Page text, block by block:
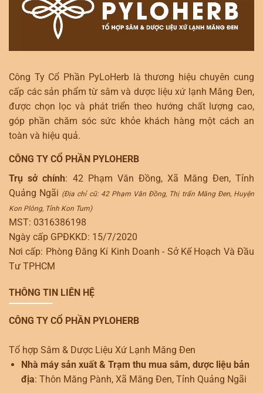
Công Ty Cổ Phần PyLoHerb là thương hiệu chuyên cung
cấp các sản phẩm từ sâm và dược liệu xứ lạnh Măng Đen,
được chọn lọc và phát triển theo hướng chất lượng cao,
góp phần chăm sóc sức khỏe khách hàng một cách an
toàn và hiệu quả.
CÔNG TY CỔ PHẦN PYLOHERB
Trụ sở chính: 42 Phạm Văn Đồng, Xã Măng Đen, Tỉnh
Quảng Ngãi (Địa chỉ cũ: 42 Phạm Văn Đồng, Thị trấn Măng Đen, Huyện
Kon Plông, Tỉnh Kon Tum)
MST: 0316386198
Ngày cấp GPĐKKD: 15/7/2020
Nơi cấp: Phòng Đăng Kí Kinh Doanh - Sở Kế Hoạch Và Đầu
Tư TPHCM
THÔNG TIN LIÊN HỆ
CÔNG TY CỔ PHẦN PYLOHERB
Tổ hợp Sâm & Dược Liệu Xứ Lạnh Măng Đen
Nhà máy sản xuất & Trạm thu mua sâm, dược liệu bản
địa: Thôn Măng Pành, Xã Măng Đen, Tỉnh Quảng Ngãi